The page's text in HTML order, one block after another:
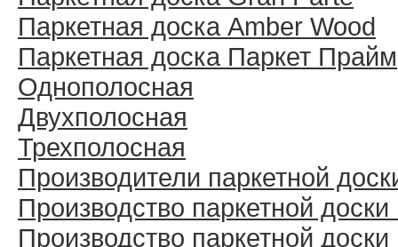
Паркетная доска Amber Wood
Паркетная доска Паркет Прайм
Однополосная
Двухполосная
Трехполосная
Производители паркетной
Производство паркетной
Производство паркетной